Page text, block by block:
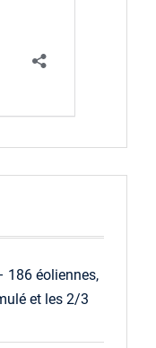
186 éoliennes,
et les 2/3